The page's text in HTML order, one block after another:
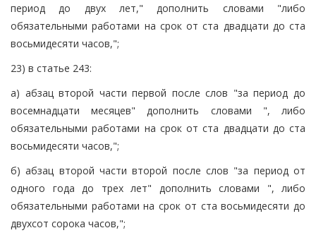
период до двух лет," дополнить словами "либо
обязательными работами на срок от ста двадцати до ста
восьмидесяти часов,";
23) в статье 243:
а) абзац второй части первой после слов "за период до
восемнадцати месяцев" дополнить словами ", либо
обязательными работами на срок от ста двадцати до ста
восьмидесяти часов,";
б) абзац второй части второй после слов "за период от
одного года до трех лет" дополнить словами ", либо
обязательными работами на срок от ста восьмидесяти до
двухсот сорока часов,";